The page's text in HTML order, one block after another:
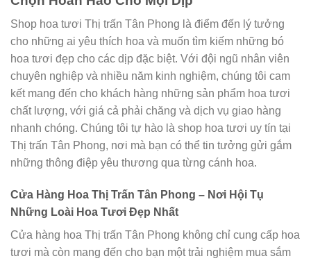
Shop hoa tươi Thị trấn Tân Phong là điểm đến lý tưởng
cho những ai yêu thích hoa và muốn tìm kiếm những bó
hoa tươi đẹp cho các dịp đặc biệt. Với đội ngũ nhân viên
chuyên nghiệp và nhiều năm kinh nghiệm, chúng tôi cam
kết mang đến cho khách hàng những sản phẩm hoa tươi
chất lượng, với giá cả phải chăng và dịch vụ giao hàng
nhanh chóng. Chúng tôi tự hào là shop hoa tươi uy tín tại
Thị trấn Tân Phong, nơi mà bạn có thể tin tưởng gửi gắm
những thông điệp yêu thương qua từng cánh hoa.
Cửa Hàng Hoa Thị Trấn Tân Phong – Nơi Hội Tụ
Những Loài Hoa Tươi Đẹp Nhất
Cửa hàng hoa Thị trấn Tân Phong không chỉ cung cấp hoa
tươi mà còn mang đến cho bạn một trải nghiệm mua sắm